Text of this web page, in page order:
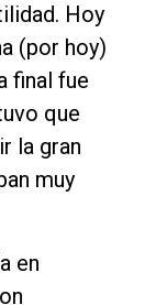
Hoy
(por hoy)
final fue
que
la gran
muy
en